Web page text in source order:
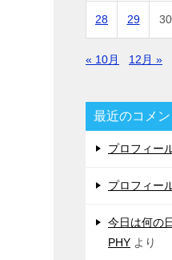
28 29 30
« 10月 12月 »
最近のコメン
プロフィー
プロフィー
今日は何の
PHY より